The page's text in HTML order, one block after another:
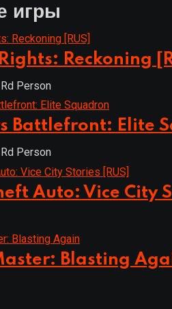
игры
Reckoning
Person
Battlefront: Elite
Person
Auto: Vice City
Blasting